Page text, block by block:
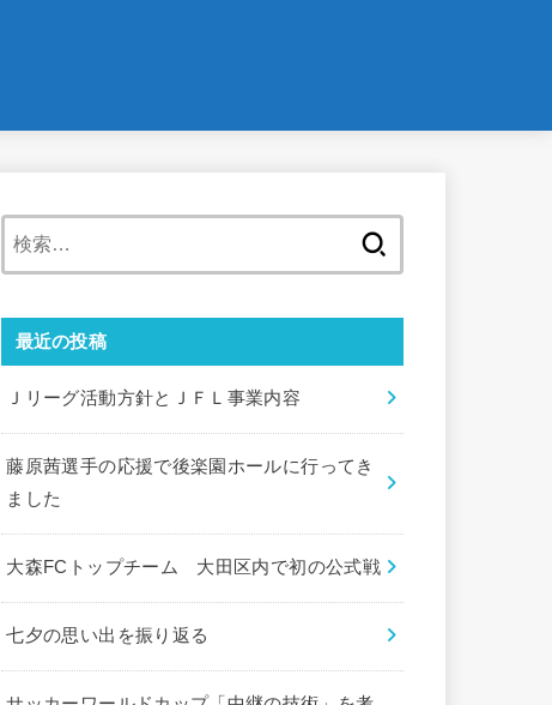
最近の投稿
Ｊリーグ活動方針とＪＦＬ事業内容
藤原茜選手の応援で後楽園ホールに行ってき
ました
大森FCトップチーム 大田区内で初の公式戦
七夕の思い出を振り返る